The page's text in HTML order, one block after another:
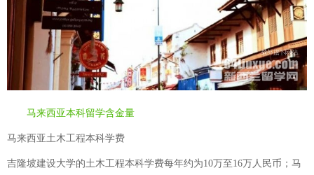
马来西亚本科留学含金量
马来西亚土木工程本科学费
吉隆坡建设大学的土木工程本科学费每年约为10万至16万人民币；马